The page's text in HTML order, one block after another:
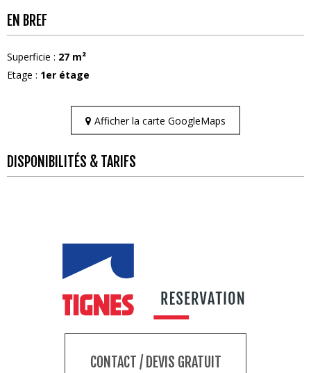
EN BREF
Superficie : 27 m²
Etage : 1er étage
Afficher la carte GoogleMaps
DISPONIBILITÉS & TARIFS
CONTACT / DEVIS GRATUIT